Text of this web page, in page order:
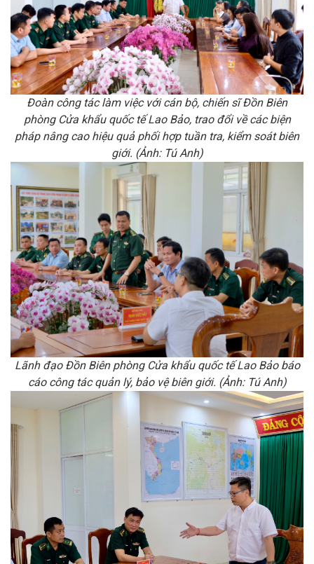
Đoàn công tác làm việc với cán bộ, chiến sĩ Đồn Biên
phòng Cửa khẩu quốc tế Lao Bảo, trao đổi về các biện
pháp nâng cao hiệu quả phối hợp tuần tra, kiểm soát biên
giới. (Ảnh: Tú Anh)
Lãnh đạo Đồn Biên phòng Cửa khẩu quốc tế Lao Bảo báo
cáo công tác quản lý, bảo vệ biên giới. (Ảnh: Tú Anh)